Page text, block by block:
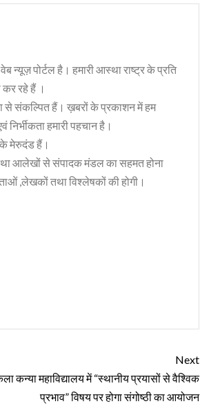
न्यूज़ पोर्टल है। हमारी आस्था राष्ट्र के प्रति
कर रहे हैं ।
से संकल्पित हैं। ख़बरों के प्रकाशन में हम
निर्भीकता हमारी पहचान है।
के मेरुदंड हैं।
आलेखों से संपादक मंडल का सहमत होना
,लेखकों तथा विश्लेषकों की होगी।
Next
कन्या महाविद्यालय में “स्थानीय प्रयासों से वैश्विक
प्रभाव” विषय पर होगा संगोष्ठी का आयोजन